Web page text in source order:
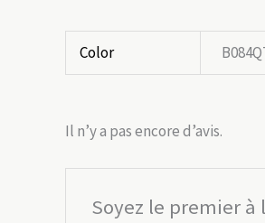
Color
Il n’y a pas encore d’avis.
Soyez le premier à